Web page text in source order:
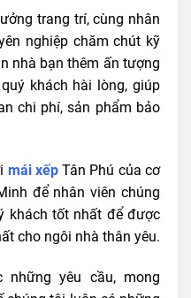
trang trí, cùng nhân
nghiệp chăm chút kỹ
nhà bạn thêm ấn tượng
khách hài lòng, giúp
chi phí, sản phẩm bảo
máixếp Tân Phú của cơ
để nhân viên chúng
khách tốt nhất để được
cho ngôi nhà thân yêu.
những yêu cầu, mong